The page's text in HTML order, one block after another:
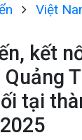
Việt
kết
tại